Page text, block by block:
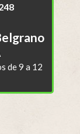
de 9 a 12